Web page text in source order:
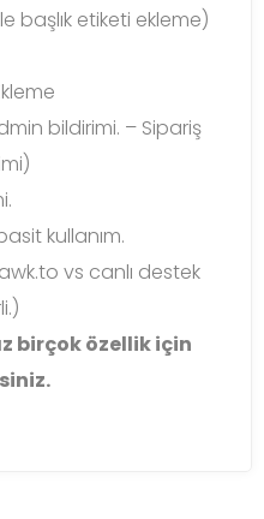
başlık etiketi ekleme)
bildirimi. – Sipariş
kullanım.
vs canlı destek
birçok özellik için